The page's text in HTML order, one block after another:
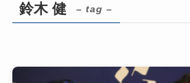
鈴木 健 – tag –